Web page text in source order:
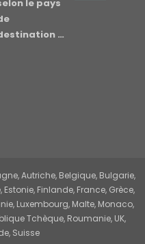
le pays
…
Autriche, Belgique, Bulgarie,
Finlande, France, Grèce,
Luxembourg, Malte, Monaco,
Tchèque, Roumanie, UK,
Suisse